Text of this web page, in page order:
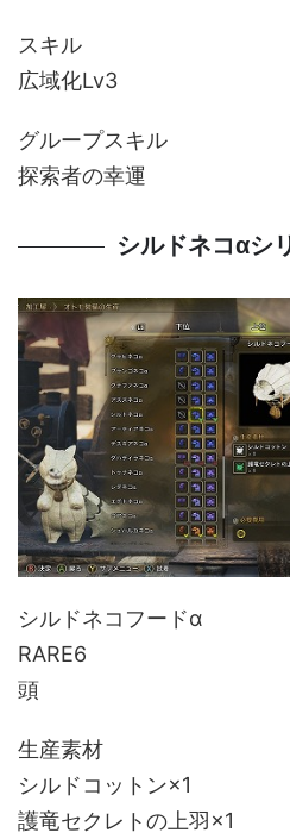
スキル
広域化Lv3
グループスキル
探索者の幸運
シルドネコαシ
シルドネコフードα
RARE6
頭
生産素材
シルドコットン×1
護竜セクレトの上羽×1